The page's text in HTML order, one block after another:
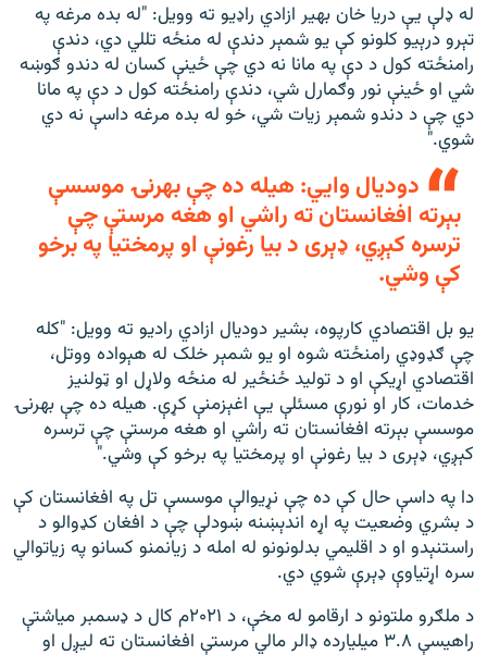
له ډلې یې دریا خان بهیر ازادي راډيو ته وویل: "له بده مرغه په
تېرو درېیو کلونو کې یو شمېر دندې له منځه تللي دي، دندې
رامنځته کول د دې په مانا نه دي چې ځینې کسان له دندو ګوښه
شي او ځینې نور وګمارل شي، دندې رامنځته کول د دې په مانا
دي چې د دندو شمېر زیات شي، خو له بده مرغه داسې نه‌ دي
شوي."
دودیال وايي: هیله ده چې بهرنۍ موسسې
بېرته افغانستان ته راشي او هغه مرستې چې
ترسره کېږي، ډېری د بیا رغونې او پرمختیا په برخو
کې وشي.
یو بل اقتصادي کارپوه، بشیر دودیال ازادي رادیو ته وویل: "کله
چې ګډوډي رامنځته شوه او یو شمېر خلک له هېواده ووتل،
اقتصادي اړیکې او د تولید ځنځیر له منځه ولاړل او ټولنیز
خدمات، کار او نورې مسئلې یې اغېزمنې کړې. هیله ده چې بهرنۍ
موسسې بېرته افغانستان ته راشي او هغه مرستې چې ترسره
کېږي، ډېری د بیا رغونې او پرمختیا په برخو کې وشي."
دا په داسې حال کې ده چې نړیوالې موسسې تل په افغانستان کې
د بشري وضعیت په اړه اندېښنه ښودلې چې د افغان کډوالو د
راستنېدو او د اقلیمي بدلونونو له امله د زیانمنو کسانو په زیاتوالي
سره اړتیاوې ډېرې شوي دي.
د ملګرو ملتونو د ارقامو له مخې، د ۲۰۲۱م کال د ډسمبر میاشتې
راهیسې ۳.۸ میلیارده ډالر مالي مرستې افغانستان ته لیږل او